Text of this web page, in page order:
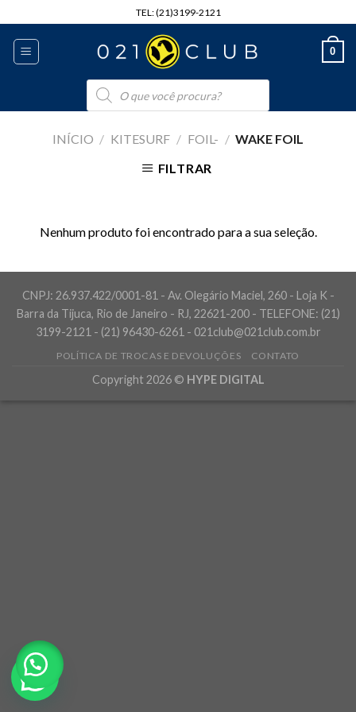
to
content
TEL: (21)3199-2121
0
Pesquisar
produtos
INÍCIO / KITESURF / FOIL- / WAKE FOIL
FILTRAR
Nenhum produto foi encontrado para a sua seleção.
CNPJ: 26.937.422/0001-81 - Av. Olegário Maciel, 260 - Loja K -
Barra da Tijuca, Rio de Janeiro - RJ, 22621-200 - TELEFONE: (21)
3199-2121 - (21) 96430-6261 - 021club@021club.com.br
POLÍTICA DE TROCAS E DEVOLUÇÕES CONTATO
Copyright 2026 © HYPE DIGITAL